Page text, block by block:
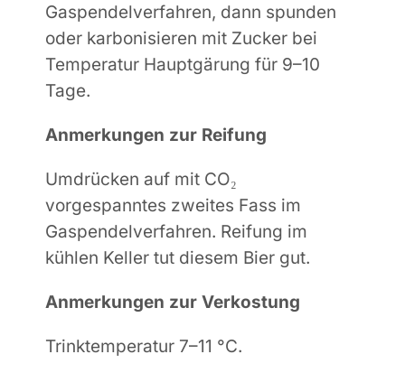
Gaspendelverfahren, dann spunden
oder karbonisieren mit Zucker bei
Temperatur Hauptgärung für 9–10
Tage.
Anmerkungen zur Reifung
Umdrücken auf mit CO₂
vorgespanntes zweites Fass im
Gaspendelverfahren. Reifung im
kühlen Keller tut diesem Bier gut.
Anmerkungen zur Verkostung
Trinktemperatur 7–11 °C.